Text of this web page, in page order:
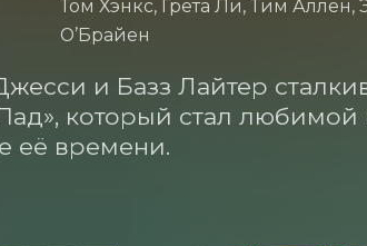
Том Хэнкс, Грета Ли, Тим
О’Брайен
и Базз Лайтер
который стал
её времени.